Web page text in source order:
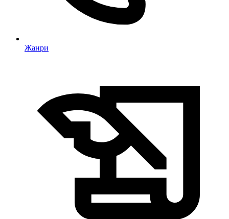
Жанри